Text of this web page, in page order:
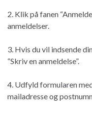
2. Klik på fanen
anmeldelser.
3. Hvis du vil indsende
“Skriv en anmeldelse”.
4. Udfyld formularen
mailadresse og